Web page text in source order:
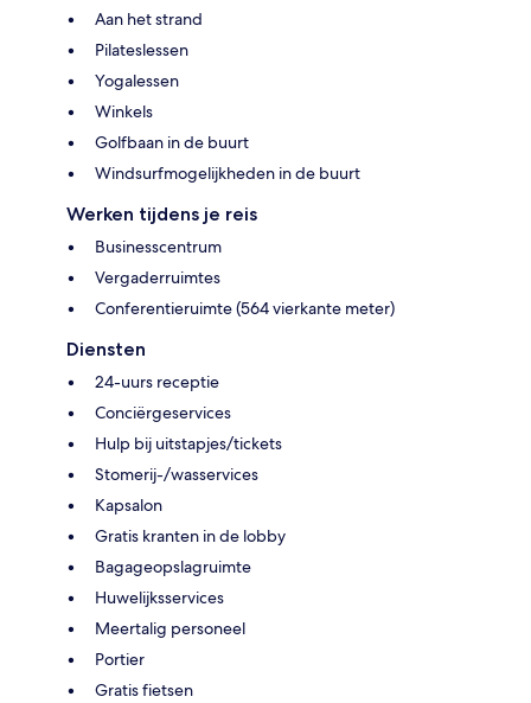
Aan het strand
Pilateslessen
Yogalessen
Winkels
Golfbaan in de buurt
Windsurfmogelijkheden in de buurt
Werken tijdens je reis
Businesscentrum
Vergaderruimtes
Conferentieruimte (564 vierkante meter)
Diensten
24-uurs receptie
Conciërgeservices
Hulp bij uitstapjes/tickets
Stomerij-/wasservices
Kapsalon
Gratis kranten in de lobby
Bagageopslagruimte
Huwelijksservices
Meertalig personeel
Portier
Gratis fietsen